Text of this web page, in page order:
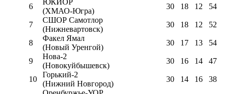
6
ЮКИОР
(ХМАО-Югра)
30 18 12 54
7
СШОР Самотлор
(Нижневартовск)
30 18 12 52
8
Факел Ямал
(Новый Уренгой)
30 17 13 54
9
Нова-2
(Новокуйбышевск)
30 16 14 47
10
Горький-2
(Нижний Новгород)
30 14 16 38